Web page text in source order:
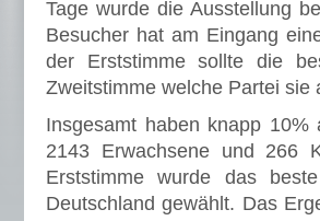
Tage wurde die Ausstellung
Besucher hat am Eingang
der Erststimme sollte die
Zweitstimme welche Partei sie
Insgesamt haben knapp
2143 Erwachsene und 266
Erststimme wurde das
Deutschland gewählt. Das